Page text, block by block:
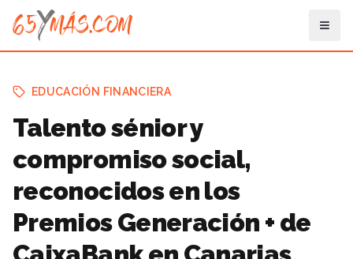
EDUCACIÓN FINANCIERA
Talento sénior y
compromiso social,
reconocidos en los
Premios Generación + de